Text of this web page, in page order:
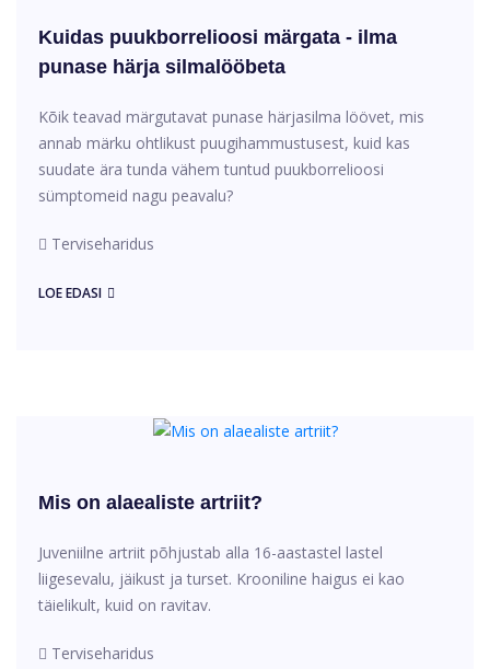
Kuidas puukborrelioosi märgata - ilma
punase härja silmalööbeta
Kõik teavad märgutavat punase härjasilma löövet, mis
annab märku ohtlikust puugihammustusest, kuid kas
suudate ära tunda vähem tuntud puukborrelioosi
sümptomeid nagu peavalu?
Terviseharidus
LOE EDASI
Mis on alaealiste artriit?
Juveniilne artriit põhjustab alla 16-aastastel lastel
liigesevalu, jäikust ja turset. Krooniline haigus ei kao
täielikult, kuid on ravitav.
Terviseharidus